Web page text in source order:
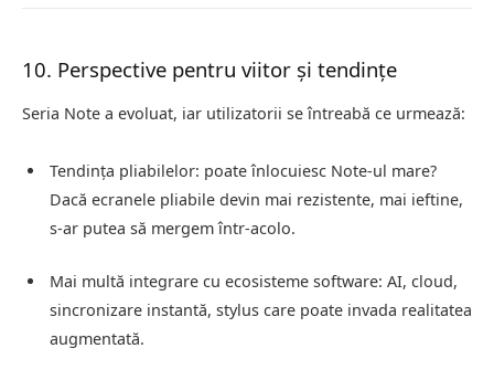
10. Perspective pentru viitor și tendințe
Seria Note a evoluat, iar utilizatorii se întreabă ce urmează:
Tendința pliabilelor: poate înlocuiesc Note‑ul mare?
Dacă ecranele pliabile devin mai rezistente, mai ieftine,
s‑ar putea să mergem într‑acolo.
Mai multă integrare cu ecosisteme software: AI, cloud,
sincronizare instantă, stylus care poate invada realitatea
augmentată.